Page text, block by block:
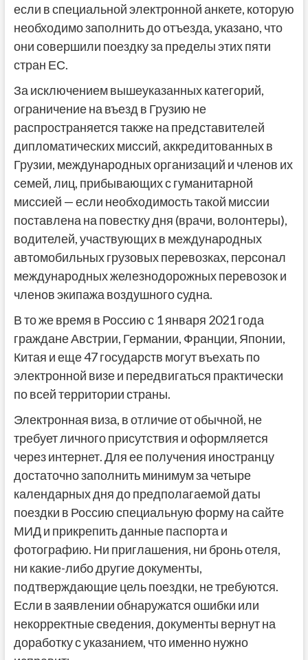
если в специальной электронной анкете, которую
необходимо заполнить до отъезда, указано, что
они совершили поездку за пределы этих пяти
стран ЕС.
За исключением вышеуказанных категорий,
ограничение на въезд в Грузию не
распространяется также на представителей
дипломатических миссий, аккредитованных в
Грузии, международных организаций и членов их
семей, лиц, прибывающих с гуманитарной
миссией — если необходимость такой миссии
поставлена на повестку дня (врачи, волонтеры),
водителей, участвующих в международных
автомобильных грузовых перевозках, персонал
международных железнодорожных перевозок и
членов экипажа воздушного судна.
В то же время в Россию с 1 января 2021 года
граждане Австрии, Германии, Франции, Японии,
Китая и еще 47 государств могут въехать по
электронной визе и передвигаться практически
по всей территории страны.
Электронная виза, в отличие от обычной, не
требует личного присутствия и оформляется
через интернет. Для ее получения иностранцу
достаточно заполнить минимум за четыре
календарных дня до предполагаемой даты
поездки в Россию специальную форму на сайте
МИД и прикрепить данные паспорта и
фотографию. Ни приглашения, ни бронь отеля,
ни какие-либо другие документы,
подтверждающие цель поездки, не требуются.
Если в заявлении обнаружатся ошибки или
некорректные сведения, документы вернут на
доработку с указанием, что именно нужно